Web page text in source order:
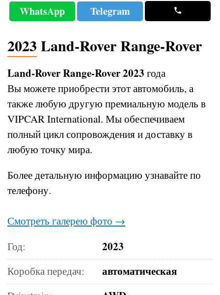
WhatsApp Telegram
2023 Land-Rover Range-Rover
Land-Rover Range-Rover 2023 года
Вы можете приобрести этот автомобиль, а
также любую другую премиальную модель в
VIPCAR International. Мы обеспечиваем
полный цикл сопровождения и доставку в
любую точку мира.
Более детальную информацию узнавайте по
телефону.
Смотреть галерею фото →
Год:
2023
Коробка передач: автоматическая